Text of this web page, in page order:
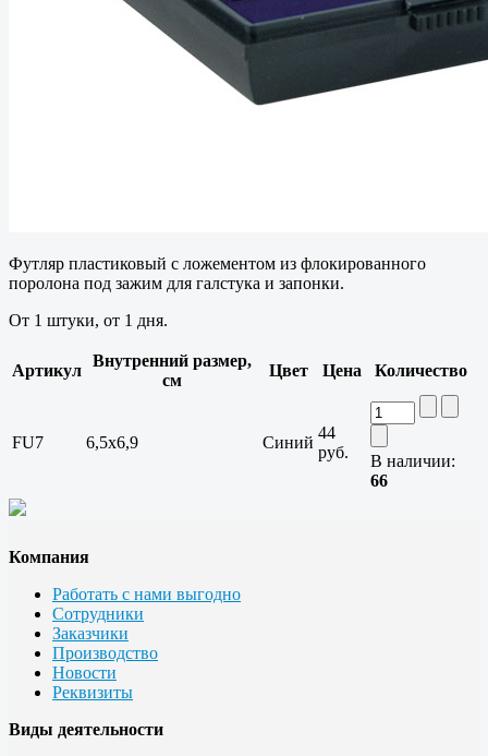
Футляр пластиковый с ложементом из флокированного
поролона под зажим для галстука и запонки.
От 1 штуки, от 1 дня.
Артикул
Внутренний размер,
см
Цвет Цена Количество
FU7 6,5x6,9 Синий
44
руб.
В наличии:
66
Компания
Работать с нами выгодно
Сотрудники
Заказчики
Производство
Новости
Реквизиты
Виды деятельности